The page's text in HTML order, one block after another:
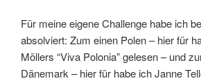
Für meine eigene Challenge habe ich
absolviert: Zum einen Polen – hier für
Möllers “Viva Polonia” gelesen – und
Dänemark – hier für habe ich Janne